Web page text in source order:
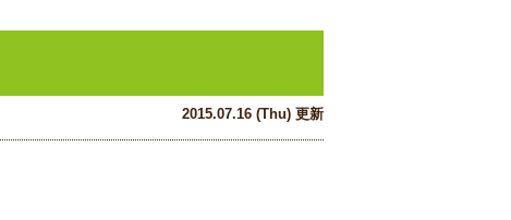
2015.07.16 (Thu) 更新